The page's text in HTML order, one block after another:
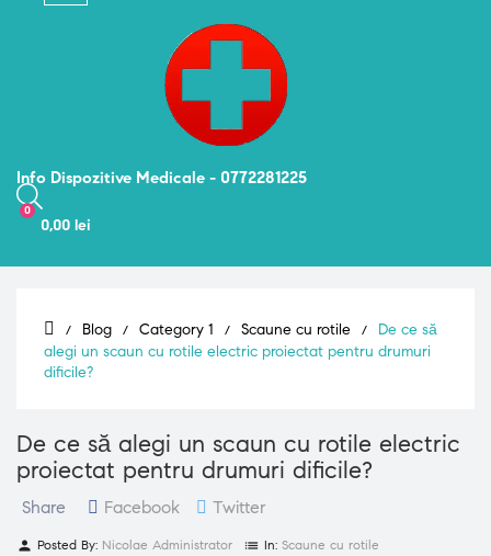
Info Dispozitive Medicale - 0772281225
0
0,00 lei
Blog Category 1 Scaune cu rotile
De ce să
alegi un scaun cu rotile electric proiectat pentru drumuri
dificile?
De ce să alegi un scaun cu rotile electric
proiectat pentru drumuri dificile?
Share Facebook Twitter
person Posted By: Nicolae Administrator list In: Scaune cu rotile